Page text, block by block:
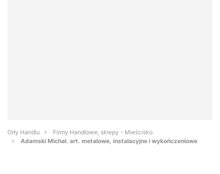
Orły Handlu
Firmy Handlowe, sklepy - Mieścisko
Adamski Michał. art. metalowe, instalacyjne i wykończeniowe